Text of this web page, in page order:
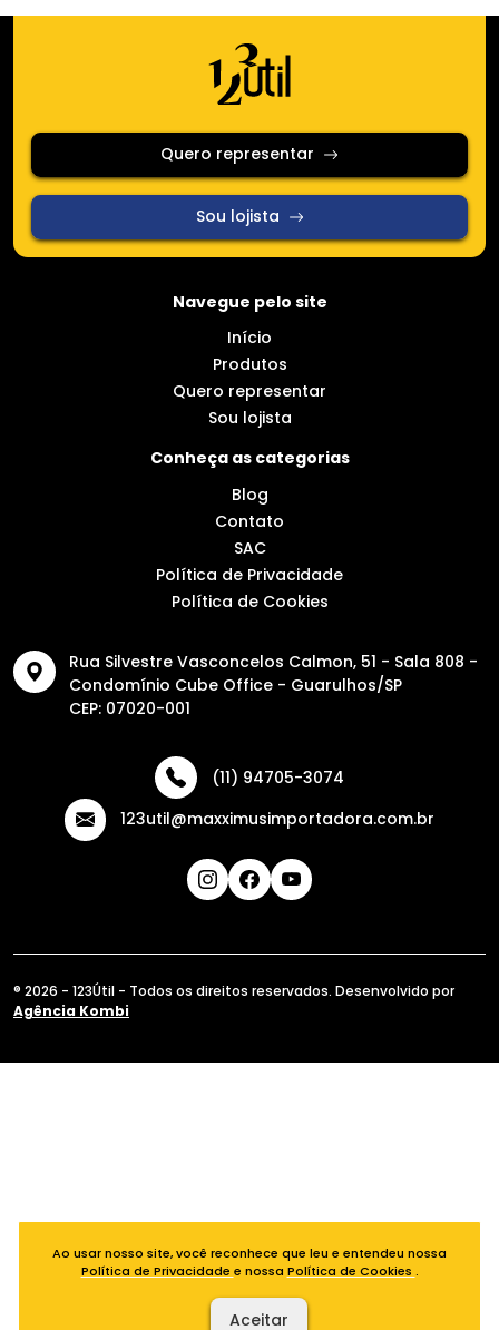
Quero representar
Sou lojista
Navegue pelo site
Início
Produtos
Quero representar
Sou lojista
Conheça as categorias
Blog
Contato
SAC
Política de Privacidade
Política de Cookies
Rua Silvestre Vasconcelos Calmon, 51 - Sala 808 -
Condomínio Cube Office - Guarulhos/SP
CEP: 07020-001
(11) 94705-3074
123util@maxximusimportadora.com.br
® 2026 - 123Útil - Todos os direitos reservados. Desenvolvido por
Agência Kombi
Ao usar nosso site, você reconhece que leu e entendeu nossa
Política de Privacidade e nossa Política de Cookies .
Aceitar